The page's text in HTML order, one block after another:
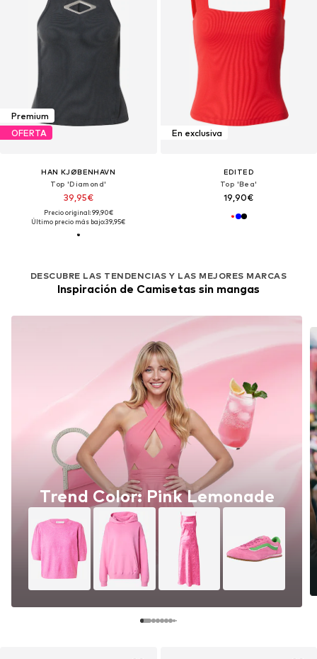
Premium
OFERTA
HAN KJØBENHAVN
Top 'Diamond'
39,95€
Precio original: 99,90€
Último precio más bajo:39,95€
En exclusiva
EDITED
Top 'Bea'
19,90€
DESCUBRE LAS TENDENCIAS Y LAS MEJORES MARCAS
Inspiración de Camisetas sin mangas
Trend Color: Pink Lemonade